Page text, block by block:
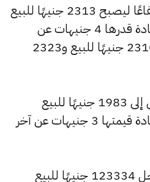
كما شهد سعر عيار 14 ارتفاعًا ليصبح 2313 جنيهًا للبيع
و2327 جنيهًا للشراء، بزيادة قدرها 4 جنيهات عن
السعر السابق الذي بلغ 2310 جنيهًا للبيع و2323
وارتفع سعر عيار 12 ليصل إلى 1983 جنيهًا للبيع
و1994 جنيهًا للشراء، بزيادة قيمتها 3 جنيهات عن آخر
وارتفع سعر الاونصة ليسجل 123334 جنيهًا للبيع